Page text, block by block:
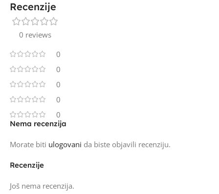
Recenzije
0 reviews
0
0
0
0
0
Recenzije
Još nema recenzija.
Nema recenzija
Morate biti ulogovani da biste objavili recenziju.